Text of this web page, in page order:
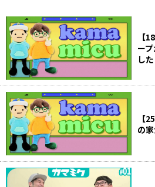
【
ー
し
【
の